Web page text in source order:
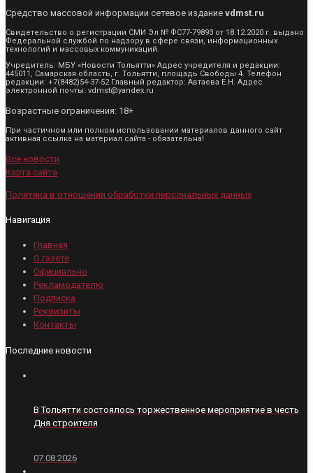
Средство массовой информации сетевое издание vdmst.ru
Свидетельство о регистрации СМИ Эл № ФС77-79893 от 18.12.2020 г. выдано
Федеральной службой по надзору в сфере связи, информационных
технологий и массовых коммуникаций.
Учредитель: МБУ «Новости Тольятти» Адрес учредителя и редакции:
445011, Самарская область, г. Тольятти, площадь Свободы 4. Телефон
редакции: +7(8482)54-37-52 Главный редактор: Автаева Е.Н. Адрес
электронной почты: vdmst@yandex.ru
Возрастные ограничения: 18+
При частичном или полном использовании материалов данного сайт
активная ссылка на материал сайта - обязательна!
Все новости
Карта сайта
Политика в отношении обработки персональных данных
Навигация
Главная
О газете
Официально
Рекламодателю
Подписка
Реквизиты
Контакты
Последние новости
В Тольятти состоялось торжественное мероприятие в честь
Дня строителя
07.08.2026